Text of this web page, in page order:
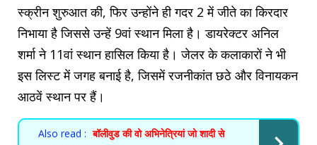
स्क्रीन शुरुआत की, फिर उन्होंने ही गदर 2 में जीते का किरदार
निभाया है जिससे उन्हें 9वां स्थान मिला है। डायरेक्टर अनिल
शर्मा ने 11वां स्थान हासिल किया है। जेलर के कलाकारों ने भी
इस लिस्ट में जगह बनाई है, जिसमें रजनीकांत छठे और विनायकन
आठवें स्थान पर हैं।
Also read : बॉलीवुड की वो अभिनेत्रियां जो शादी से